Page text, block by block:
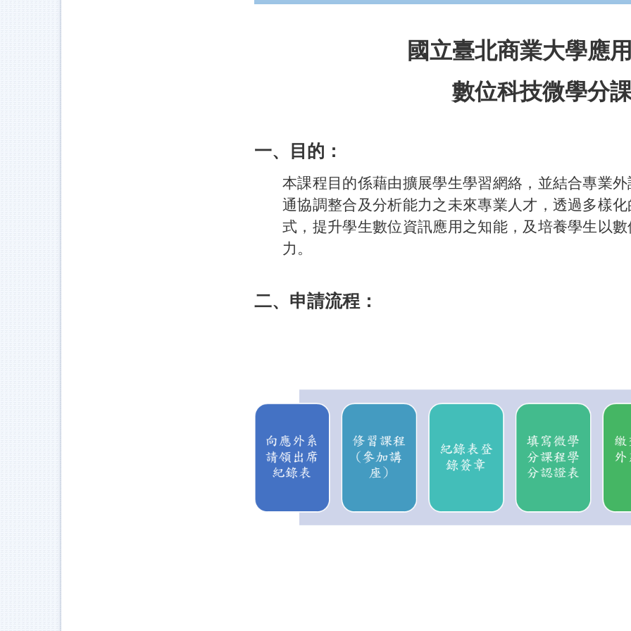
國立臺北商業大學應
數位科技微學分
一、目的：
本課程目的係藉由擴展學生學習網絡，並結合專業
通協調整合及分析能力之未來專業人才，透過多樣
式，提升學生數位資訊應用之知能，及培養學生以
力。
二、申請流程：